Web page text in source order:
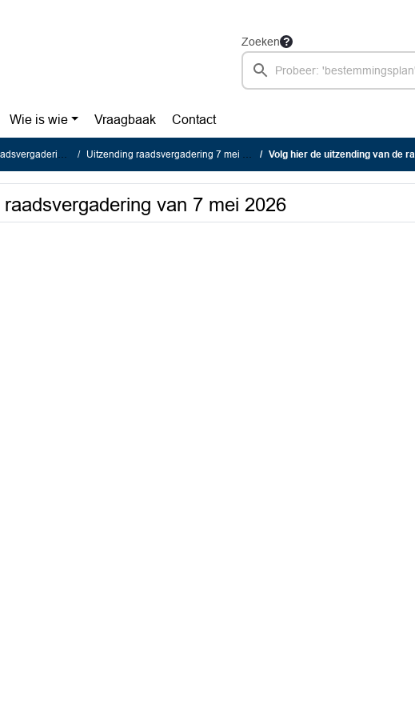
Zoeken
Wie is wie Vraagbaak Contact
Uitzending raadsvergadering 7 mei 2026 Volg hier de uitzending van de
van 7 mei 2026